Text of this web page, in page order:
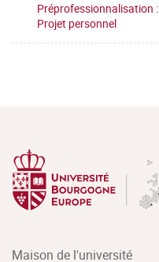
Préprofessionnalisation :
Projet personnel
Maison de l'université